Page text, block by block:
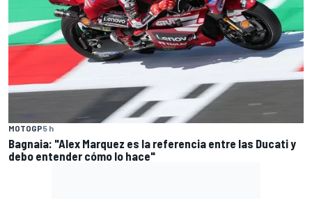
MOTOGP5 h
Bagnaia: "Alex Marquez es la referencia entre las Ducati y
debo entender cómo lo hace"